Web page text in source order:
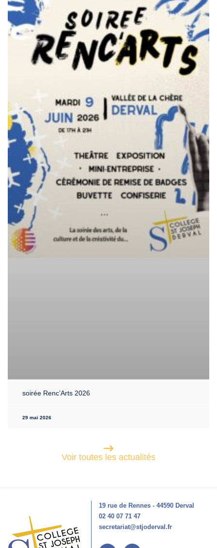
soirée Renc’Arts 2026
29 mai 2026
Voir toutes les actualités
19 rue de Rennes - 44590 Derval
02 40 07 71 47
secretariat@stjoderval.fr